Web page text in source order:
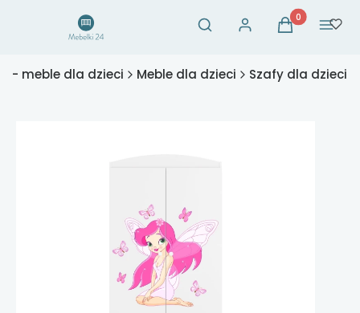
Otwórz wyszukiwarkę
Szukaj Zaloguj sięProdukty w
Koszyk Menu
- meble dla dzieci Meble dla dzieci Szafy dla dzieci